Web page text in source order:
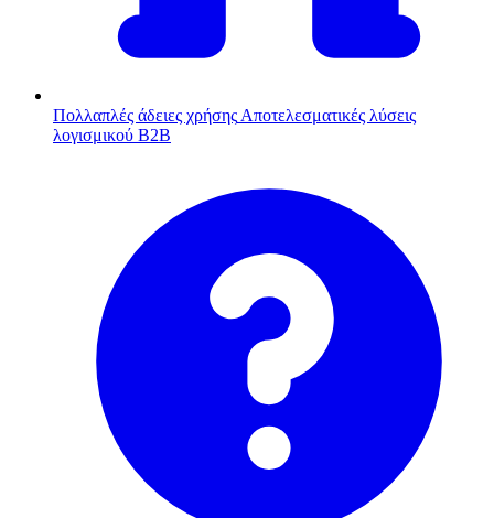
Πολλαπλές άδειες χρήσης Αποτελεσματικές λύσεις
λογισμικού B2B